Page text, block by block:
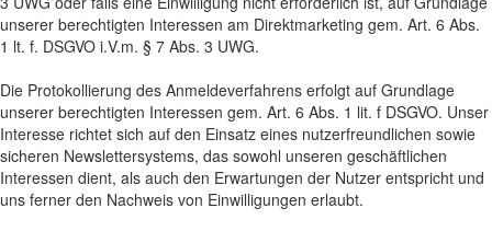
unserer berechtigten Interessen am Direktmarketing gem. Art. 6 Abs.
1 lt. f. DSGVO i.V.m. § 7 Abs. 3 UWG.
Die Protokollierung des Anmeldeverfahrens erfolgt auf Grundlage
unserer berechtigten Interessen gem. Art. 6 Abs. 1 lit. f DSGVO. Unser
Interesse richtet sich auf den Einsatz eines nutzerfreundlichen sowie
sicheren Newslettersystems, das sowohl unseren geschäftlichen
Interessen dient, als auch den Erwartungen der Nutzer entspricht und
uns ferner den Nachweis von Einwilligungen erlaubt.